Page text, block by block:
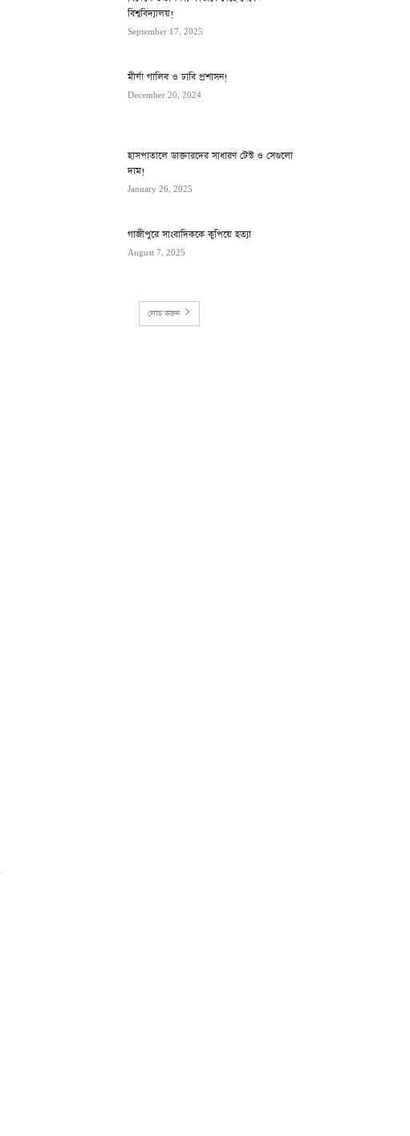
বিশ্ববিদ্যালয়!
September 17, 2025
মীর্যা গালিব ও ঢাবি প্রশাসন!
December 20, 2024
হাসপাতালে ডাক্তারদের সাধারণ টেস্ট ও সেগুলো
দাম!
January 26, 2025
গাজীপুরে সাংবাদিককে কুপিয়ে হত্যা
August 7, 2025
লোড করুন